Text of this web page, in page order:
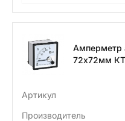
Амперметр
72х72мм КТ
Артикул
Производитель